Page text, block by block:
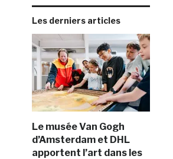
Les derniers articles
Le musée Van Gogh
d’Amsterdam et DHL
apportent l’art dans les